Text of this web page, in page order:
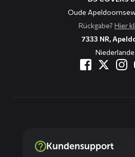
Oude
Rückgabe? Hier
7333 NR,
Niederlande
Kundensupport